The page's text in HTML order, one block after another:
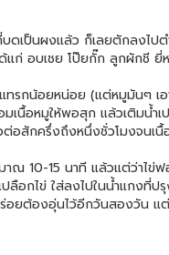
บดเป็นผงแล้ว ก็เลยตักลงไ
ก่ อบเชย โป๊ยกั๊ก ลูกผักชี ยี่ห
รกน้อยหน่อย (แต่หมูมันๆ เอ
เนื้อหมูให้พอสุก แล้วเติมน้ำเ
สักครึ่งถึงหนึ่งชั่วโมงจนเนื้
าณ 10-15 นาที แล้วแต่ว่าไ
ลือกไข่ ใส่ลงไปในน้ำแกงที่ป
อยต้องอุ่นไว้อีกวันสองวัน แ